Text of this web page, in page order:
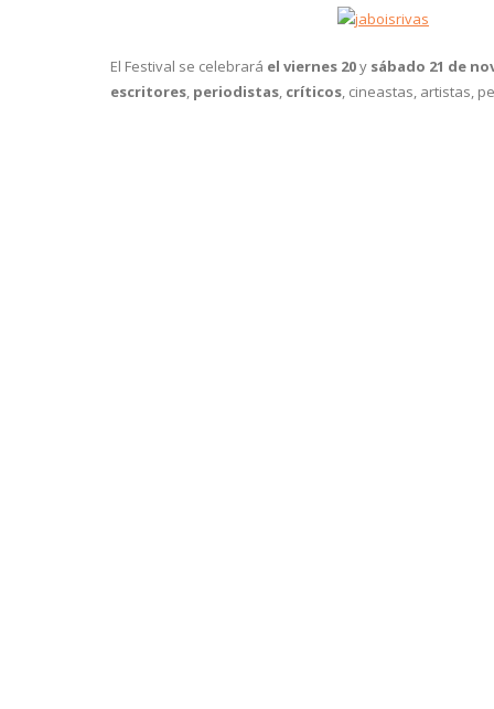
El Festival se celebrará el viernes 20y sábado 21 de
escritores, periodistas, críticos, cineastas, artistas,